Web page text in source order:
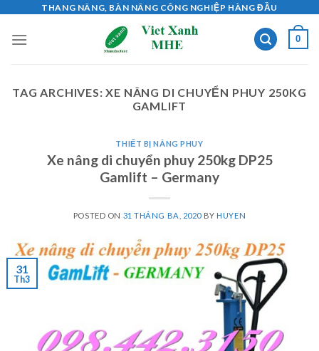
content
THANG NÂNG, BÀN NÂNG CÔNG NGHIỆP HÀNG ĐẦU
0
TAG ARCHIVES:XE NÂNG DI CHUYỂN PHUY 250KG
GAMLIFT
THIẾT BỊ NÂNG PHUY
Xe nâng di chuyển phuy 250kg DP25
Gamlift – Germany
POSTED ON 31 THÁNG BA, 2020 BYHUYEN
31
Th3